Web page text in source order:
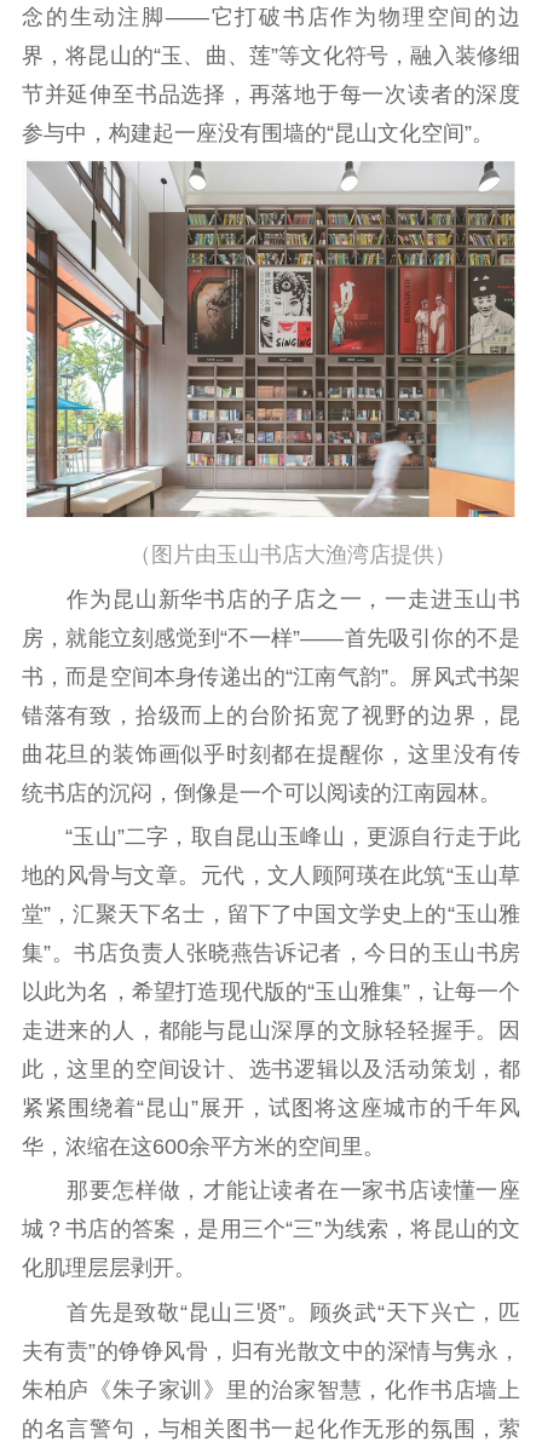
理论学习 宣传宣讲 研究阐释
哲学社科
社科强省 工作通知
成果集萃
江苏文脉
资料下载
新闻宣传
主题宣传 对外宣传
新闻发布
记者之家
品牌栏目
文化文艺
精品生产 文化惠民
文化传承
文化交流
体制改革
文化产业
紫金文化艺术节
品牌活动 紫艺舞台
精神文明
先进典型
社会宣传
思想政治教育 爱国主义教育
全民国防教育
红色资源保护利
用
新闻出版
精品出版 全民阅读
出版监管
扫黄打非
电影工作
电影创作 电影市场
机关党建
党建要闻
紫金人才 职称评审
数据资源
公共服务
念的生动注脚——它打破书店作为物理空间的边
界，将昆山的“玉、曲、莲”等文化符号，融入装修细
节并延伸至书品选择，再落地于每一次读者的深度
参与中，构建起一座没有围墙的“昆山文化空间”。
（图片由玉山书店大渔湾店提供）
作为昆山新华书店的子店之一，一走进玉山书
房，就能立刻感觉到“不一样”——首先吸引你的不是
书，而是空间本身传递出的“江南气韵”。屏风式书架
错落有致，拾级而上的台阶拓宽了视野的边界，昆
曲花旦的装饰画似乎时刻都在提醒你，这里没有传
统书店的沉闷，倒像是一个可以阅读的江南园林。
“玉山”二字，取自昆山玉峰山，更源自行走于此
地的风骨与文章。元代，文人顾阿瑛在此筑“玉山草
堂”，汇聚天下名士，留下了中国文学史上的“玉山雅
集”。书店负责人张晓燕告诉记者，今日的玉山书房
以此为名，希望打造现代版的“玉山雅集”，让每一个
走进来的人，都能与昆山深厚的文脉轻轻握手。因
此，这里的空间设计、选书逻辑以及活动策划，都
紧紧围绕着“昆山”展开，试图将这座城市的千年风
华，浓缩在这600余平方米的空间里。
那要怎样做，才能让读者在一家书店读懂一座
城？书店的答案，是用三个“三”为线索，将昆山的文
化肌理层层剥开。
首先是致敬“昆山三贤”。顾炎武“天下兴亡，匹
夫有责”的铮铮风骨，归有光散文中的深情与隽永，
朱柏庐《朱子家训》里的治家智慧，化作书店墙上
的名言警句，与相关图书一起化作无形的氛围，萦